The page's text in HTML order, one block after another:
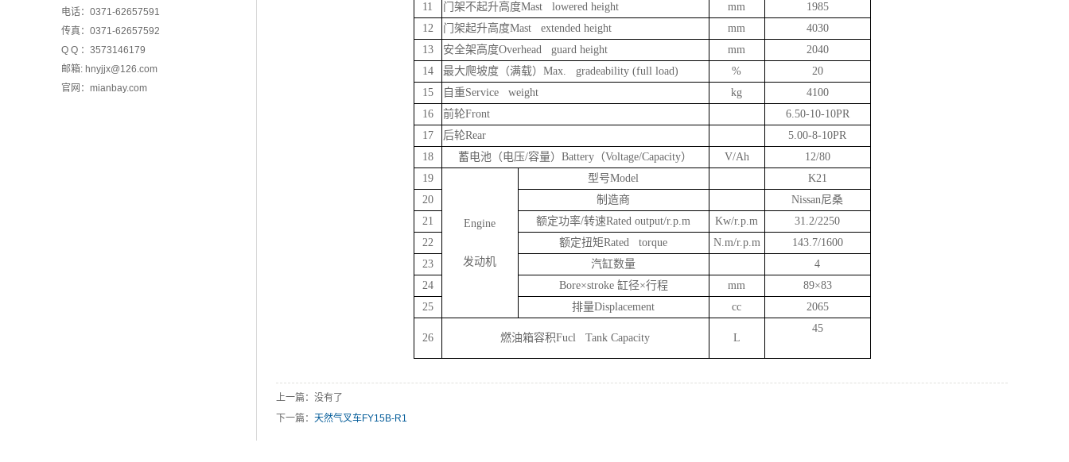
电话：0371-62657591
传真：0371-62657592
Q Q ：3573146179
邮箱: hnyjjx@126.com
官网： mianbay.com
11
门架不起升高度Mast lowered height mm
1985
12
门架起升高度Mast extended height mm
4030
13
安全架高度Overhead guard height mm
2040
14
最大爬坡度（满载）Max. gradeability (full load) %
20
15
自重Service weight kg
4100
16
前轮Front
6.50-10-10PR
17
后轮Rear
5.00-8-10PR
18
蓄电池（电压/容量）Battery（Voltage/Capacity） V/Ah
12/80
19
Engine
发动机
型号Model
K21
20
制造商
Nissan尼桑
21
额定功率/转速Rated output/r.p.m Kw/r.p.m
31.2/2250
22
额定扭矩Rated torque N.m/r.p.m
143.7/1600
23
汽缸数量
4
24
Bore×stroke 缸径×行程 mm
89×83
25
排量Displacement cc 2065
26 燃油箱容积Fucl Tank Capacity L
45
上一篇：没有了
下一篇： 天然气叉车FY15B-R1